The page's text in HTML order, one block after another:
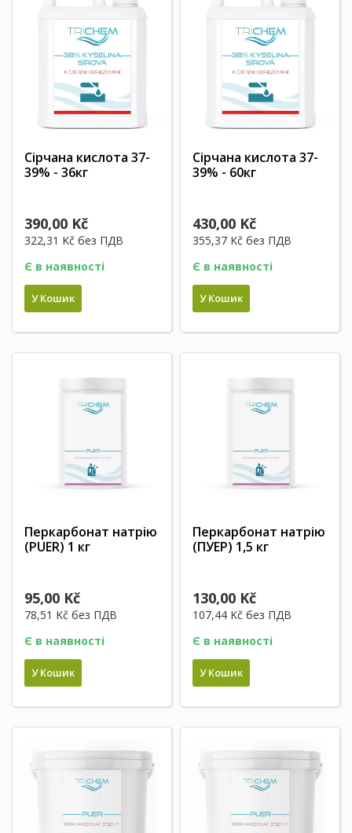
Сірчана кислота 37-
39% - 36кг
390,00 Kč
322,31 Kč без ПДВ
Є в наявності
У Кошик
Сірчана кислота 37-
39% - 60кг
430,00 Kč
355,37 Kč без ПДВ
Є в наявності
У Кошик
Перкарбонат натрію
(PUER) 1 кг
95,00 Kč
78,51 Kč без ПДВ
Є в наявності
У Кошик
Перкарбонат натрію
(ПУЕР) 1,5 кг
130,00 Kč
107,44 Kč без ПДВ
Є в наявності
У Кошик